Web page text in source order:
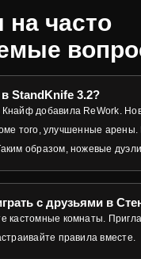
часто
StandKnife 3.2?
добавила ReWork.
того, улучшенные арены.
образом, ножевые
с друзьями в
кастомные комнаты.
правила вместе.